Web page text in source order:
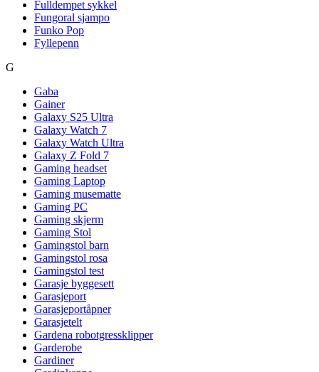
Fulldempet sykkel
Fungoral sjampo
Funko Pop
Fyllepenn
G
Gaba
Gainer
Galaxy S25 Ultra
Galaxy Watch 7
Galaxy Watch Ultra
Galaxy Z Fold 7
Gaming headset
Gaming Laptop
Gaming musematte
Gaming PC
Gaming skjerm
Gaming Stol
Gamingstol barn
Gamingstol rosa
Gamingstol test
Garasje byggesett
Garasjeport
Garasjeportåpner
Garasjetelt
Gardena robotgressklipper
Garderobe
Gardiner